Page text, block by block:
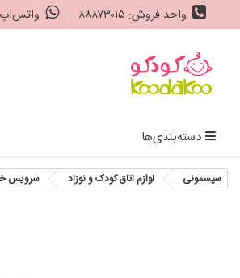
واحد فروش: ۸۸۸۷۳۰۱۵ واتس‌اپ:
دسته‌بندی‌ها
سیسمونی لوازم اتاق کودک و نوزاد سرویس